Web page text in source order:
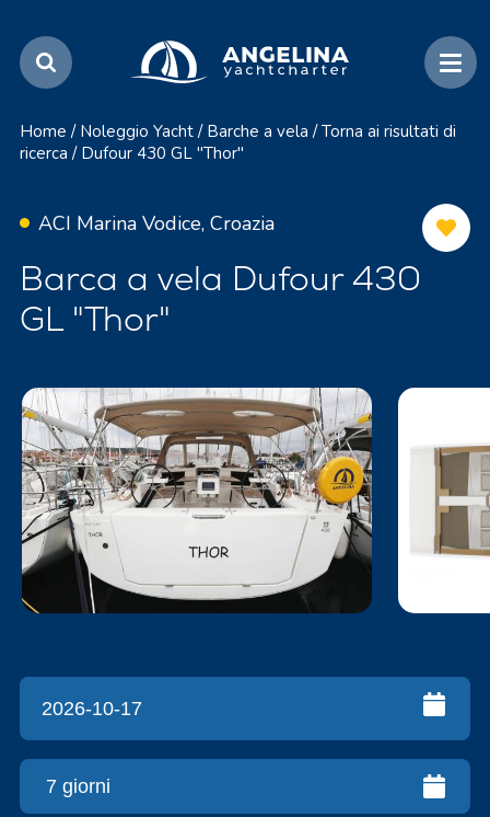
Home / Noleggio Yacht / Barche a vela / Torna ai risultati di
ricerca / Dufour 430 GL "Thor"
ACI Marina Vodice, Croazia
Barca a vela Dufour 430
GL "Thor"